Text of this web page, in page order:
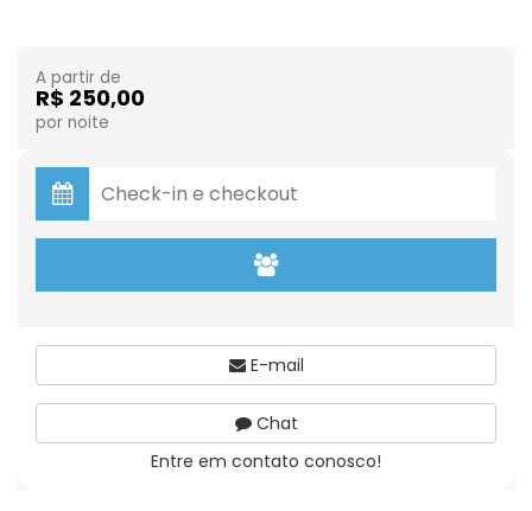
A partir de
R$ 250,00
por noite
E-mail
Chat
Entre em contato conosco!